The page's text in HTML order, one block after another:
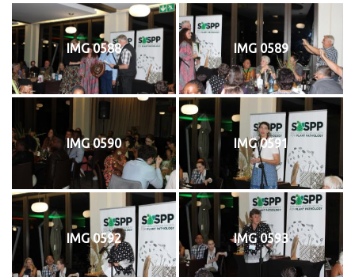
IMG 0588 IMG 0589
IMG 0590 IMG 0591
IMG 0592 IMG 0593